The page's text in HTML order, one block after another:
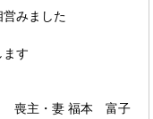
みました
ます
喪主・妻 福本 富子